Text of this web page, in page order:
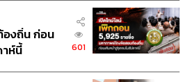
งถิ่น ก่อน
ห์นี้
601